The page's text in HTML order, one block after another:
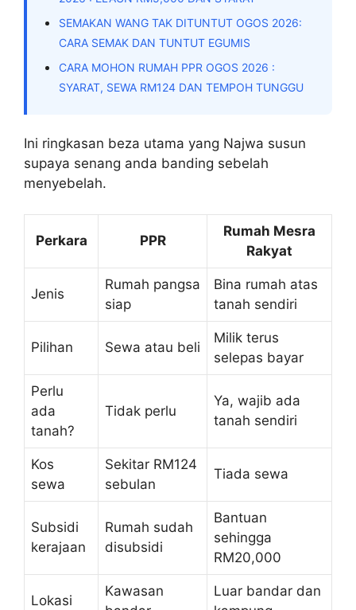
SEMAKAN WANG TAK DITUNTUT OGOS 2026:
CARA SEMAK DAN TUNTUT EGUMIS
CARA MOHON RUMAH PPR OGOS 2026 :
SYARAT, SEWA RM124 DAN TEMPOH TUNGGU
Ini ringkasan beza utama yang Najwa susun
supaya senang anda banding sebelah
menyebelah.
Perkara PPR
Rumah Mesra
Rakyat
Jenis
Rumah pangsa
siap
Bina rumah atas
tanah sendiri
Pilihan Sewa atau beli
Milik terus
selepas bayar
Perlu
ada
tanah?
Tidak perlu
Ya, wajib ada
tanah sendiri
Kos
sewa
Sekitar RM124
sebulan
Tiada sewa
Subsidi
kerajaan
Rumah sudah
disubsidi
Bantuan
sehingga
RM20,000
Lokasi
Kawasan
Luar bandar dan